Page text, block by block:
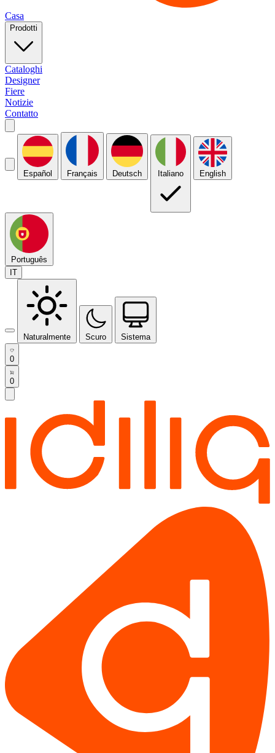
Casa
Prodotti
Cataloghi
Designer
Fiere
Notizie
Contatto
Español Français Deutsch Italiano English
Português
IT
Naturalmente Scuro Sistema
0
0